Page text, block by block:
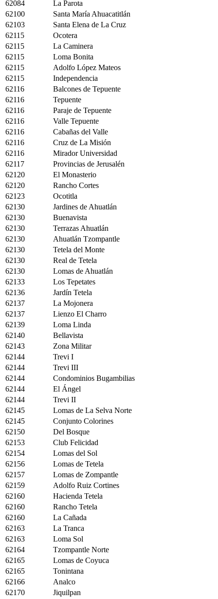
62084
La Parota
62100
Santa María Ahuacatitlán
62103
Santa Elena de La Cruz
62115
Ocotera
62115
La Caminera
62115
Loma Bonita
62115
Adolfo López Mateos
62115
Independencia
62116
Balcones de Tepuente
62116
Tepuente
62116
Paraje de Tepuente
62116
Valle Tepuente
62116
Cabañas del Valle
62116
Cruz de La Misión
62116
Mirador Universidad
62117
Provincias de Jerusalén
62120
El Monasterio
62120
Rancho Cortes
62123
Ocotitla
62130
Jardines de Ahuatlán
62130
Buenavista
62130
Terrazas Ahuatlán
62130
Ahuatlán Tzompantle
62130
Tetela del Monte
62130
Real de Tetela
62130
Lomas de Ahuatlán
62133
Los Tepetates
62136
Jardín Tetela
62137
La Mojonera
62137
Lienzo El Charro
62139
Loma Linda
62140
Bellavista
62143
Zona Militar
62144
Trevi I
62144
Trevi III
62144
Condominios Bugambilias
62144
El Ángel
62144
Trevi II
62145
Lomas de La Selva Norte
62145
Conjunto Colorines
62150
Del Bosque
62153
Club Felicidad
62154
Lomas del Sol
62156
Lomas de Tetela
62157
Lomas de Zompantle
62159
Adolfo Ruiz Cortines
62160
Hacienda Tetela
62160
Rancho Tetela
62160
La Cañada
62163
La Tranca
62163
Loma Sol
62164
Tzompantle Norte
62165
Lomas de Coyuca
62165
Tonintana
62166
Analco
62170
Jiquilpan